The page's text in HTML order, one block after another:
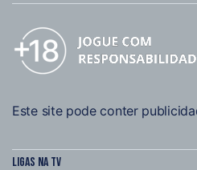
Este site pode conter
Ligas na TV